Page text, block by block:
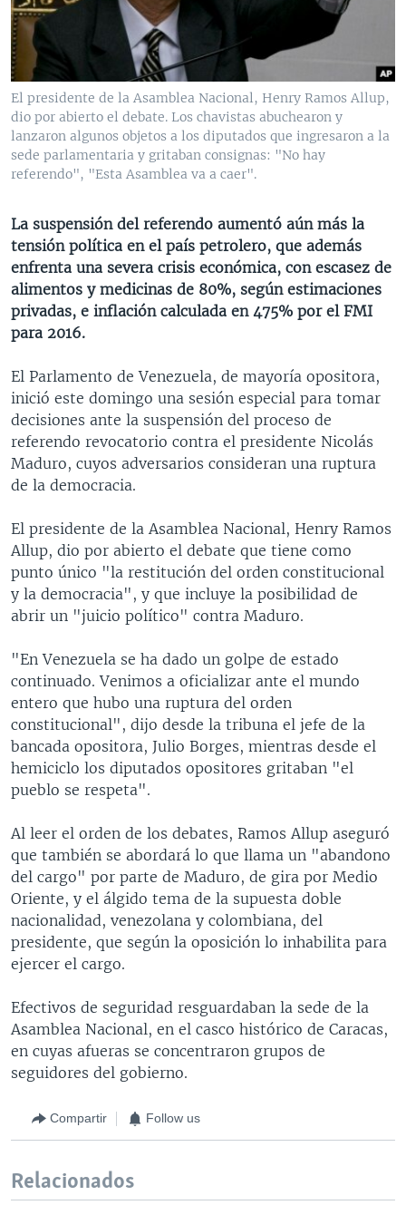
VENEZUELA
BRASIL
NICARAGUA
ECONOMÍA
ENTRETENIMIENTO Y CULTURA
TECNOLOGÍA
DEPORTES
CIENCIA Y SALUD
MULTIMEDIA
VIDEOS
FOTOGRAFÍA
AUDIOS
PROGRAMAS TV
EL MUNDO AL DÍA
FORO INTERAMERICANO
VISIÓN 360
LAS CLAVES
RADIO
AVANCE INFORMATIVO
AUDIONOTICIAS
BUENOS DÍAS AMÉRICA
EL MUNDO AL DÍA [RADIO]
FORO [RADIO]
DEPORTIVO INTERNACIONAL
NOTA ECONÓMICA
ENTRETENIMIENTO
DIRECT
DOCUMENTALES DE LA VOA
SÍGANOS
Idiomas
El presidente de la Asamblea Nacional, Henry Ramos Allup,
dio por abierto el debate. Los chavistas abuchearon y
lanzaron algunos objetos a los diputados que ingresaron a la
sede parlamentaria y gritaban consignas: "No hay
referendo", "Esta Asamblea va a caer".
La suspensión del referendo aumentó aún más la
tensión política en el país petrolero, que además
enfrenta una severa crisis económica, con escasez de
alimentos y medicinas de 80%, según estimaciones
privadas, e inflación calculada en 475% por el FMI
para 2016.
El Parlamento de Venezuela, de mayoría opositora,
inició este domingo una sesión especial para tomar
decisiones ante la suspensión del proceso de
referendo revocatorio contra el presidente Nicolás
Maduro, cuyos adversarios consideran una ruptura
de la democracia.
El presidente de la Asamblea Nacional, Henry Ramos
Allup, dio por abierto el debate que tiene como
punto único "la restitución del orden constitucional
y la democracia", y que incluye la posibilidad de
abrir un "juicio político" contra Maduro.
"En Venezuela se ha dado un golpe de estado
continuado. Venimos a oficializar ante el mundo
entero que hubo una ruptura del orden
constitucional", dijo desde la tribuna el jefe de la
bancada opositora, Julio Borges, mientras desde el
hemiciclo los diputados opositores gritaban "el
pueblo se respeta".
Al leer el orden de los debates, Ramos Allup aseguró
que también se abordará lo que llama un "abandono
del cargo" por parte de Maduro, de gira por Medio
Oriente, y el álgido tema de la supuesta doble
nacionalidad, venezolana y colombiana, del
presidente, que según la oposición lo inhabilita para
ejercer el cargo.
Efectivos de seguridad resguardaban la sede de la
Asamblea Nacional, en el casco histórico de Caracas,
en cuyas afueras se concentraron grupos de
seguidores del gobierno.
Compartir Follow us
Relacionados